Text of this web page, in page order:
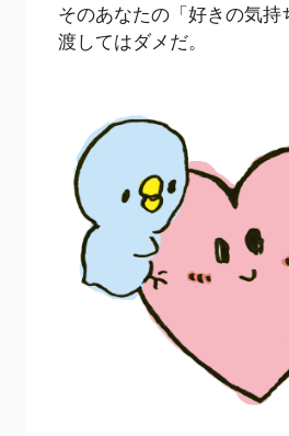
そのあなたの「好きの気持
渡してはダメだ。